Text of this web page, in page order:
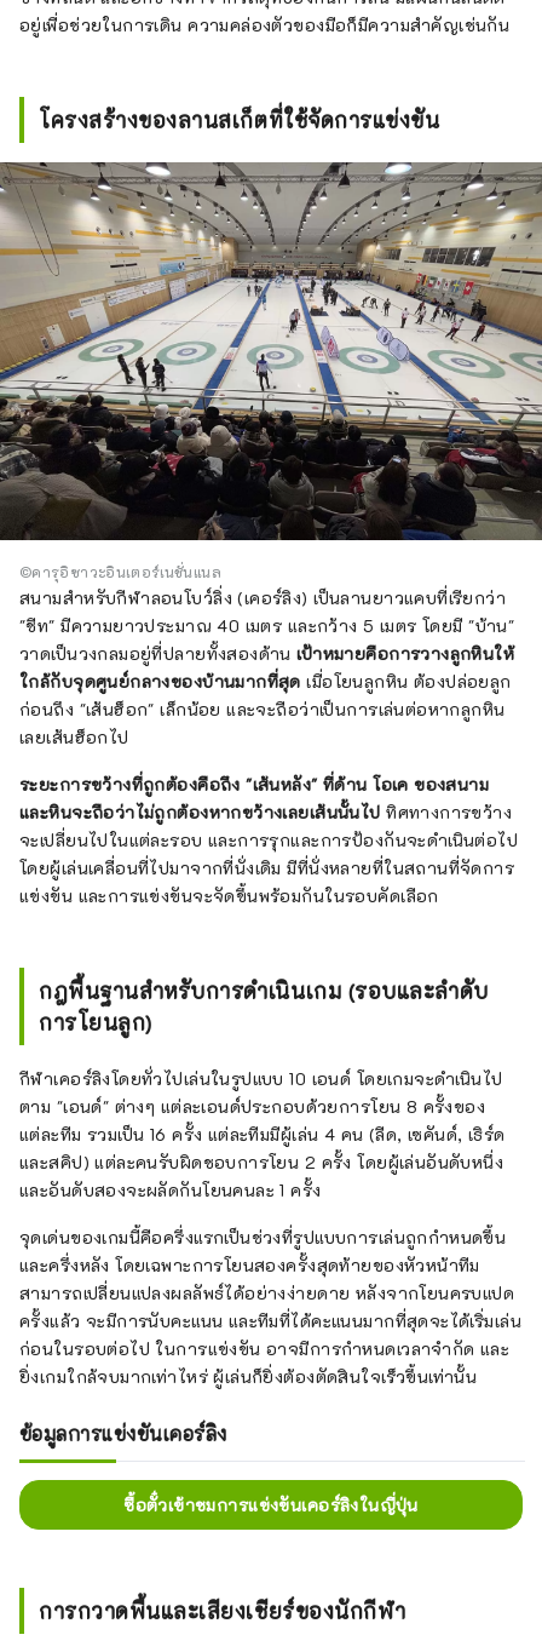
อยู่เพื่อช่วยในการเดิน ความคล่องตัวของมือก็มีความสำคัญเช่นกัน
โครงสร้างของลานสเก็ตที่ใช้จัดการแข่งขัน
©คารุอิซาวะอินเตอร์เนชั่นแนล
สนามสำหรับกีฬาลอนโบว์ลิ่ง (เคอร์ลิง) เป็นลานยาวแคบที่เรียกว่า
"ชีท" มีความยาวประมาณ 40 เมตร และกว้าง 5 เมตร โดยมี "บ้าน"
วาดเป็นวงกลมอยู่ที่ปลายทั้งสองด้านเป้าหมายคือการวางลูกหินให้
ใกล้กับจุดศูนย์กลางของบ้านมากที่สุด เมื่อโยนลูกหิน ต้องปล่อยลูก
ก่อนถึง "เส้นฮ็อก" เล็กน้อย และจะถือว่าเป็นการเล่นต่อหากลูกหิน
เลยเส้นฮ็อกไป
ระยะการขว้างที่ถูกต้องคือถึง "เส้นหลัง" ที่ด้าน โอเค ของสนาม
และหินจะถือว่าไม่ถูกต้องหากขว้างเลยเส้นนั้นไป ทิศทางการขว้าง
จะเปลี่ยนไปในแต่ละรอบ และการรุกและการป้องกันจะดำเนินต่อไป
โดยผู้เล่นเคลื่อนที่ไปมาจากที่นั่งเดิม มีที่นั่งหลายที่ในสถานที่จัดการ
แข่งขัน และการแข่งขันจะจัดขึ้นพร้อมกันในรอบคัดเลือก
กฎพื้นฐานสำหรับการดำเนินเกม (รอบและลำดับ
การโยนลูก)
กีฬาเคอร์ลิงโดยทั่วไปเล่นในรูปแบบ 10 เอนด์ โดยเกมจะดำเนินไป
ตาม "เอนด์" ต่างๆ แต่ละเอนด์ประกอบด้วยการโยน 8 ครั้งของ
แต่ละทีม รวมเป็น 16 ครั้ง แต่ละทีมมีผู้เล่น 4 คน (ลีด, เซคันด์, เธิร์ด
และสคิป) แต่ละคนรับผิดชอบการโยน 2 ครั้ง โดยผู้เล่นอันดับหนึ่ง
และอันดับสองจะผลัดกันโยนคนละ 1 ครั้ง
จุดเด่นของเกมนี้คือครึ่งแรกเป็นช่วงที่รูปแบบการเล่นถูกกำหนดขึ้น
และครึ่งหลัง โดยเฉพาะการโยนสองครั้งสุดท้ายของหัวหน้าทีม
สามารถเปลี่ยนแปลงผลลัพธ์ได้อย่างง่ายดาย หลังจากโยนครบแปด
ครั้งแล้ว จะมีการนับคะแนน และทีมที่ได้คะแนนมากที่สุดจะได้เริ่มเล่น
ก่อนในรอบต่อไป ในการแข่งขัน อาจมีการกำหนดเวลาจำกัด และ
ยิ่งเกมใกล้จบมากเท่าไหร่ ผู้เล่นก็ยิ่งต้องตัดสินใจเร็วขึ้นเท่านั้น
ข้อมูลการแข่งขันเคอร์ลิง
ซื้อตั๋วเข้าชมการแข่งขันเคอร์ลิงในญี่ปุ่น
การกวาดพื้นและเสียงเชียร์ของนักกีฬา